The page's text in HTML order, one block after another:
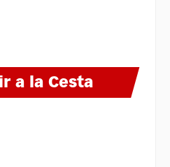
usa los botones para aumentar o
a la Cesta